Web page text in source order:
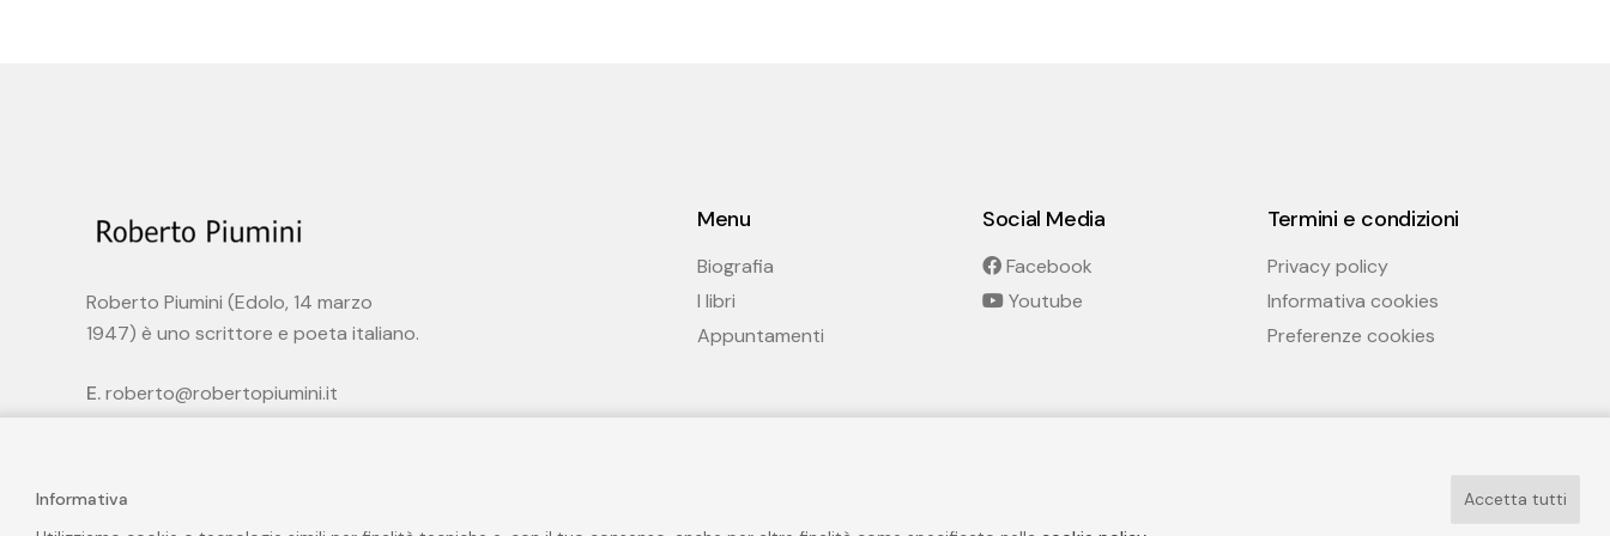
Roberto Piumini (Edolo, 14 marzo
1947) è uno scrittore e poeta italiano.
E.roberto@robertopiumini.it
Menu
Biografia
I libri
Appuntamenti
Social Media
Facebook
Youtube
Termini e condizioni
Privacy policy
Informativa cookies
Preferenze cookies
Informativa
Accetta tutti